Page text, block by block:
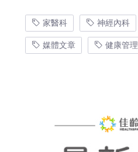
家醫科 神經內科
媒體文章
健康管理